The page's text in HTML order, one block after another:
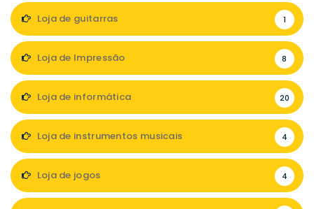
Loja de guitarras 1
Loja de Impressão 8
Loja de informática 20
Loja de instrumentos musicais 4
Loja de jogos 4